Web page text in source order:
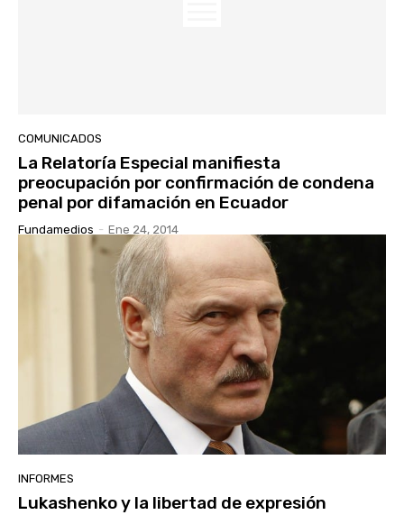
COMUNICADOS
La Relatoría Especial manifiesta
preocupación por confirmación de condena
penal por difamación en Ecuador
Fundamedios - Ene 24, 2014
INFORMES
Lukashenko y la libertad de expresión